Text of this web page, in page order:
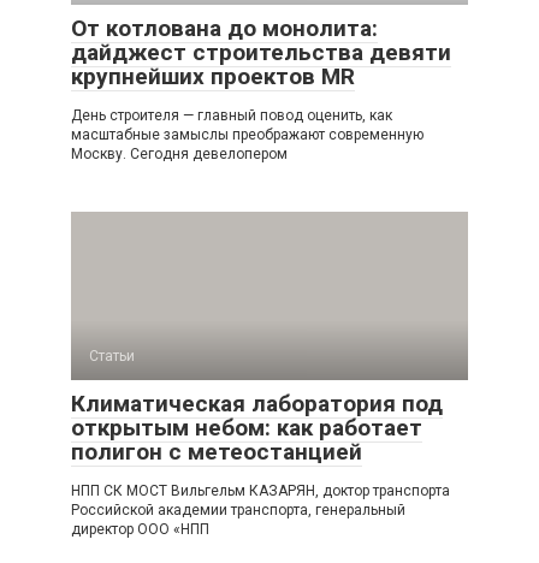
От котлована до монолита:
дайджест строительства девяти
крупнейших проектов MR
День строителя — главный повод оценить, как
масштабные замыслы преображают современную
Москву. Сегодня девелопером
Статьи
Климатическая лаборатория под
открытым небом: как работает
полигон с метеостанцией
НПП СК МОСТ Вильгельм КАЗАРЯН, доктор транспорта
Российской академии транспорта, генеральный
директор ООО «НПП